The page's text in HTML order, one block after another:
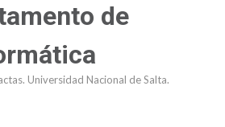
de
Universidad Nacional de Salta.